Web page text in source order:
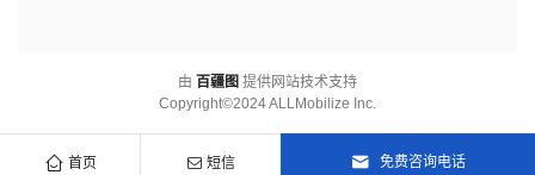
首页 短信 免费咨询电话
由 百疆图 提供网站技术支持
Copyright©2024 ALLMobilize Inc.